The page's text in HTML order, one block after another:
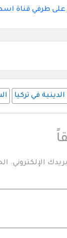
على طرفي قناة
في تركيا
الإلكتروني.